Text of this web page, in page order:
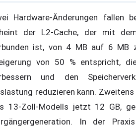
Hardware-Änderungen fallen
der L2-Cache, der mit
ist, von 4 MB auf 6 MB
von 50 % entspricht,
und den
reduzieren kann.
13-Zoll-Modells jetzt 12 GB,
In der